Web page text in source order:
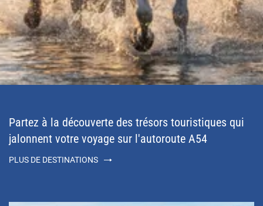
Partez à la découverte des trésors touristiques qui
jalonnent votre voyage sur l'autoroute A54
PLUS DE DESTINATIONS